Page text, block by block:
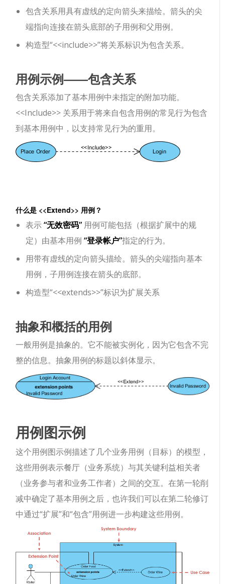
包含关系用具有虚线的定向箭头来描绘。箭头的尖
端指向连接在箭头底部的子用例和父用例。
构造型“<<include>>”将关系标识为包含关系。
用例示例——包含关系
包含关系添加了基本用例中未指定的附加功能。
<<Include>> 关系用于将来自包含用例的常见行为包含
到基本用例中，以支持常见行为的重用。
什么是 <<Extend>> 用例？
表示“无效密码” 用例可能包括（根据扩展中的规
定）由基本用例“登录帐户”指定的行为。
用带有虚线的定向箭头描绘。箭头的尖端指向基本
用例，子用例连接在箭头的底部。
构造型“<<extends>>”标识为扩展关系
抽象和概括的用例
一般用例是抽象的。它不能被实例化，因为它包含不完
整的信息。抽象用例的标题以斜体显示。
用例图示例
这个用例图示例描述了几个业务用例（目标）的模型，
这些用例表示餐厅（业务系统）与其关键利益相关者
（业务参与者和业务工作者）之间的交互。在第一轮削
减中确定了基本用例之后，也许我们可以在第二轮修订
中通过“扩展”和“包含”用例进一步构建这些用例。